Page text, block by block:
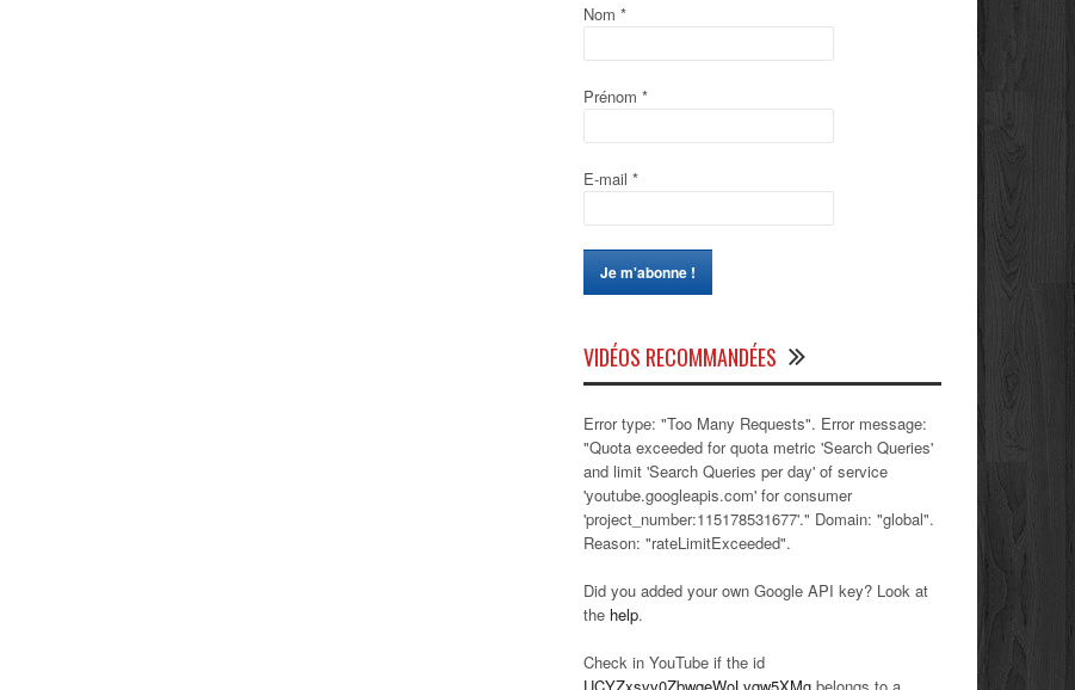
Nom *
Prénom *
E-mail *
VIDÉOS RECOMMANDÉES
Error type: "Too Many Requests". Error message:
"Quota exceeded for quota metric 'Search Queries'
and limit 'Search Queries per day' of service
'youtube.googleapis.com' for consumer
'project_number:115178531677'." Domain: "global".
Reason: "rateLimitExceeded".
Did you added your own Google API key? Look at
the help.
Check in YouTube if the id
UCYZxsvv0ZbwqeWoLvqw5XMg belongs to a